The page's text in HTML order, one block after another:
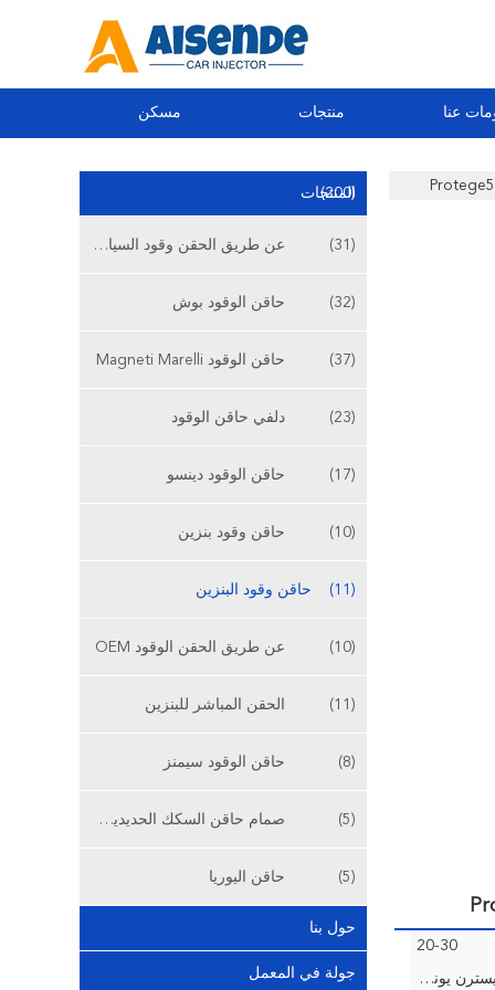
مسكن منتجات عنا
المنتجات(200)
عن طريق الحقن وقود السيارات (31)
حاقن الوقود بوش (32)
حاقن الوقود Magneti Marelli (37)
دلفي حاقن الوقود (23)
حاقن الوقود دينسو (17)
حاقن وقود بنزين (10)
حاقن وقود البنزين (11)
عن طريق الحقن الوقود OEM (10)
الحقن المباشر للبنزين (11)
حاقن الوقود سيمنز (8)
صمام حاقن السكك الحديدية المشتركة (5)
حاقن اليوريا (5)
حول بنا
جولة في المعمل
20-30
L / C ، D / A ، D / P ، T / T ، ويسترن يونيون ، موني جرام